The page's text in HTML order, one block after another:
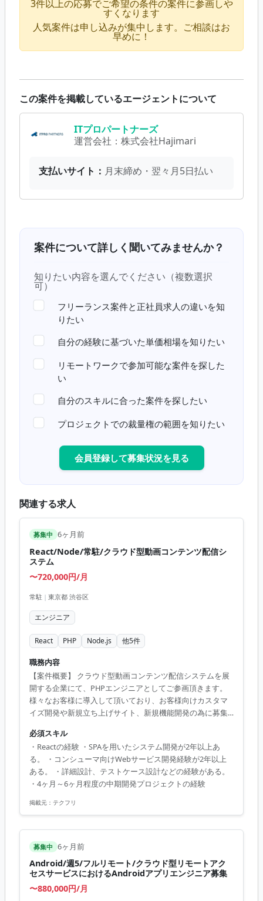
3件以上の応募でご希望の条件の案件に参画しや
すくなります
人気案件は申し込みが集中します。ご相談はお
早めに！
この案件を掲載しているエージェントについて
ITプロパートナーズ
運営会社： 株式会社Hajimari
支払いサイト： 月末締め・翌々月5日払い
案件について詳しく聞いてみませんか？
知りたい内容を選んでください（複数選択
可）
フリーランス案件と正社員求人の違いを知
りたい
自分の経験に基づいた単価相場を知りたい
リモートワークで参加可能な案件を探した
い
自分のスキルに合った案件を探したい
プロジェクトでの裁量権の範囲を知りたい
会員登録して募集状況を見る
関連する求人
募集中 6ヶ月前
React/Node/常駐/クラウド型動画コンテンツ配信シ
ステム
〜720,000円/月
常駐 | 東京都 渋谷区
エンジニア
React PHP Node.js 他5件
職務内容
【案件概要】 クラウド型動画コンテンツ配信システムを展
開する企業にて、PHPエンジニアとしてご参画頂きます。
様々なお客様に導入して頂いており、お客様向けカスタマ
イズ開発や新規立ち上げサイト、新規機能開発の為に募集
HTML/CSS/JavaScript/node.js/Reactによる、フロントサイ
ドのSPA/SSRWEBサイト開発。 ・詳細設計/製造/単体テス
ト。プロジェクトによっては保守・運用までを含む。 ・ス
キルとプロジェクトによって基本設計、技術担当として顧
客MTG同席の可能性あり。 ・Node.jsでのサーバーサイド
開発 【技術環境】 ・JavaScript、React、Node.js...
必須スキル
・Reactの経験 ・SPAを用いたシステム開発が2年以上あ
る。 ・コンシューマ向けWebサービス開発経験が2年以上
ある。 ・詳細設計、テストケース設計などの経験がある。
・4ヶ月～6ヶ月程度の中期開発プロジェクトの経験
掲載元： テクフリ
募集中 6ヶ月前
Android/週5/フルリモート/クラウド型リモートアク
セスサービスにおけるAndroidアプリエンジニア募集
〜880,000円/月